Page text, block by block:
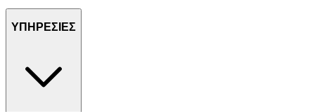
ΥΠΗΡΕΣΙΕΣ